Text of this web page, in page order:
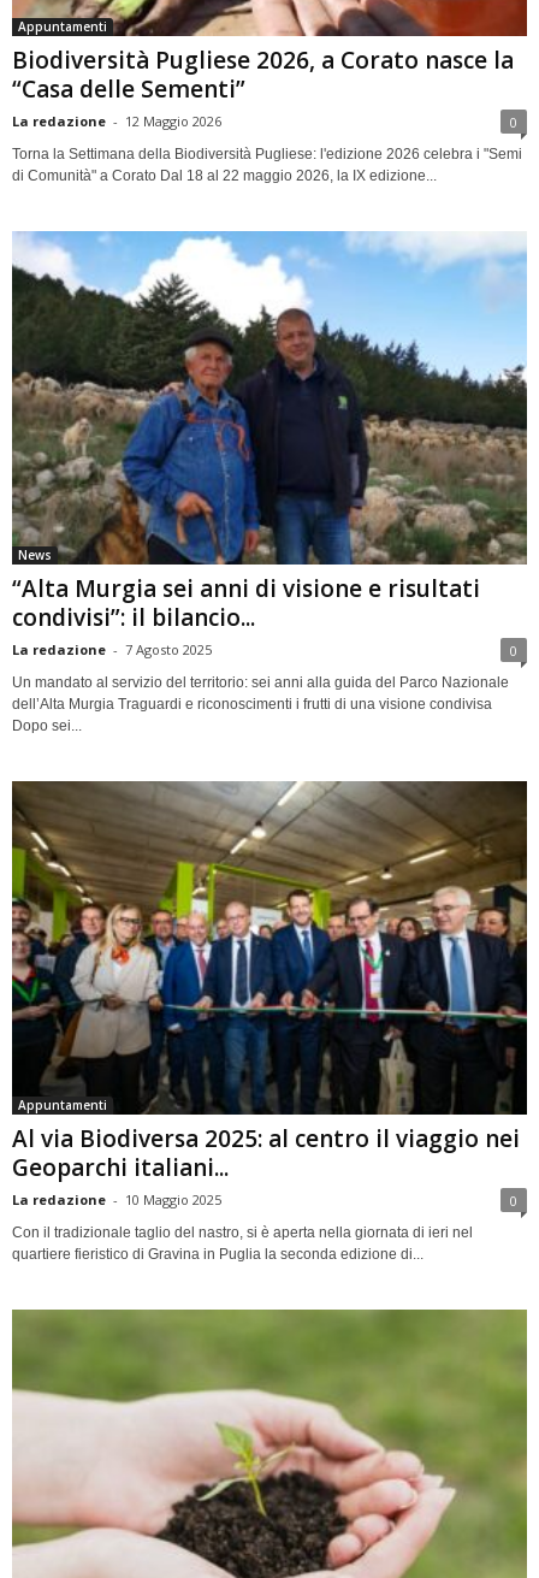
Appuntamenti
Biodiversità Pugliese 2026, a Corato nasce la
“Casa delle Sementi”
La redazione - 12 Maggio 2026 0
Torna la Settimana della Biodiversità Pugliese: l'edizione 2026 celebra i "Semi
di Comunità" a Corato Dal 18 al 22 maggio 2026, la IX edizione...
News
“Alta Murgia sei anni di visione e risultati
condivisi”: il bilancio...
La redazione - 7 Agosto 2025 0
Un mandato al servizio del territorio: sei anni alla guida del Parco Nazionale
dell’Alta Murgia Traguardi e riconoscimenti i frutti di una visione condivisa
Dopo sei...
Appuntamenti
Al via Biodiversa 2025: al centro il viaggio nei
Geoparchi italiani...
La redazione - 10 Maggio 2025 0
Con il tradizionale taglio del nastro, si è aperta nella giornata di ieri nel
quartiere fieristico di Gravina in Puglia la seconda edizione di...